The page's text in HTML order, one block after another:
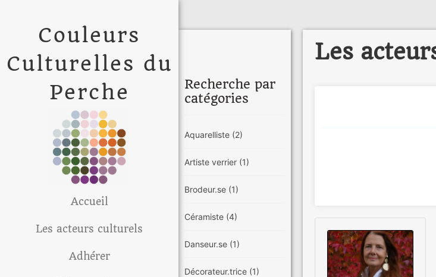
Couleurs
Culturelles du
Perche
Accueil
Les acteurs culturels
Adhérer
Recherche par
catégories
Aquarelliste (2)
Artiste verrier (1)
Brodeur.se (1)
Céramiste (4)
Danseur.se (1)
Décorateur.trice (1)
Les